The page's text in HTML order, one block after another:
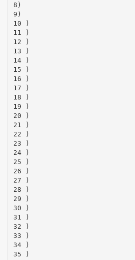
8)
9)
10 )
11 )
12 )
13 )
14 )
15 )
16 )
17 )
18 )
19 )
20 )
21 )
22 )
23 )
24 )
25 )
26 )
27 )
28 )
29 )
30 )
31 )
32 )
33 )
34 )
35 )